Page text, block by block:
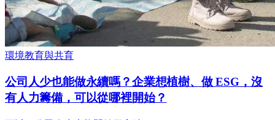
環境教育與共育
公司人少也能做永續嗎？企業想植樹、做 ESG，沒
有人力籌備，可以從哪裡開始？